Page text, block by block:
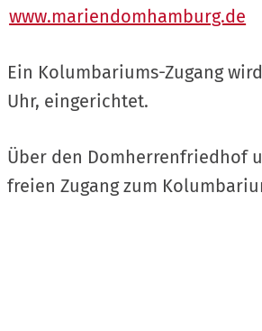
www.mariendomhamburg.de
Ein Kolumbariums-Zugang
Uhr, eingerichtet.
Über den Domherrenfriedhof
freien Zugang zum